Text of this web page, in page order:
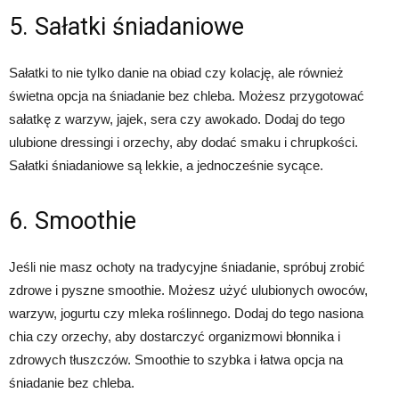
5. Sałatki śniadaniowe
Sałatki to nie tylko danie na obiad czy kolację, ale również
świetna opcja na śniadanie bez chleba. Możesz przygotować
sałatkę z warzyw, jajek, sera czy awokado. Dodaj do tego
ulubione dressingi i orzechy, aby dodać smaku i chrupkości.
Sałatki śniadaniowe są lekkie, a jednocześnie sycące.
6. Smoothie
Jeśli nie masz ochoty na tradycyjne śniadanie, spróbuj zrobić
zdrowe i pyszne smoothie. Możesz użyć ulubionych owoców,
warzyw, jogurtu czy mleka roślinnego. Dodaj do tego nasiona
chia czy orzechy, aby dostarczyć organizmowi błonnika i
zdrowych tłuszczów. Smoothie to szybka i łatwa opcja na
śniadanie bez chleba.